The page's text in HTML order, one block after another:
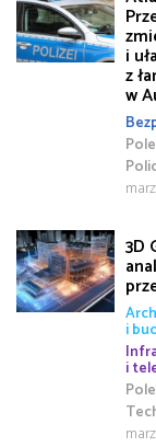
i
z
w
3D
i
i